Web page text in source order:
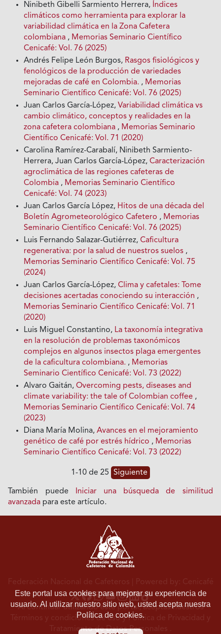
Ninibeth Gibelli Sarmiento Herrera, Índices
climáticos como herramienta para explorar la
variabilidad climática en la Zona Cafetera
colombiana , Memorias Seminario Científico
Cenicafé: Vol. 76 (2025)
Andrés Felipe León Burgos, Rasgos fisiológicos y
fenológicos de la producción de variedades
mejoradas de café en Colombia. , Memorias
Seminario Científico Cenicafé: Vol. 76 (2025)
Juan Carlos García-López,Variabilidad climática vs
cambio climático, conceptos y realidades en la
zona cafetera colombiana , Memorias Seminario
Científico Cenicafé: Vol. 71 (2020)
Carolina Ramírez-Carabalí, Ninibeth Sarmiento-
Herrera, Juan Carlos García-López,Caracterización
agroclimática de las regiones cafeteras de
Colombia , Memorias Seminario Científico
Cenicafé: Vol. 74 (2023)
Juan Carlos García López, Hitos de una década del
Boletín Agrometeorológico Cafetero , Memorias
Seminario Científico Cenicafé: Vol. 76 (2025)
Luis Fernando Salazar-Gutiérrez,Caficultura
regenerativa: por la salud de nuestros suelos ,
Memorias Seminario Científico Cenicafé: Vol. 75
(2024)
Juan Carlos García-López,Clima y cafetales: Tome
decisiones acertadas conociendo su interacción ,
Memorias Seminario Científico Cenicafé: Vol. 71
(2020)
Luis Miguel Constantino, La taxonomía integrativa
en la resolución de problemas taxonómicos
complejos en algunos insectos plaga emergentes
de la caficultura colombiana. , Memorias
Seminario Científico Cenicafé: Vol. 73 (2022)
Alvaro Gaitán,Overcoming pests, diseases and
climate variability: the tale of Colombian coffee ,
Memorias Seminario Científico Cenicafé: Vol. 74
(2023)
Diana María Molina,Avances en el mejoramiento
genético de café por estrés hídrico , Memorias
Seminario Científico Cenicafé: Vol. 73 (2022)
1-10 de 25 Siguiente
También puede
Iniciar una búsqueda de similitud
avanzada para este artículo.
Este portal usa cookies para mejorar su experiencia de
usuario. Al utilizar nuestro sitio web, usted acepta nuestra
Política de cookies.
Federación Nacional de Cafeteros | Powered by: Cenicafé
Al continuar utilizando este portal, aceptas nuestros
Términos y condiciones de usoyPolítica de Privacidad y
Tratamiento de Datos Personales